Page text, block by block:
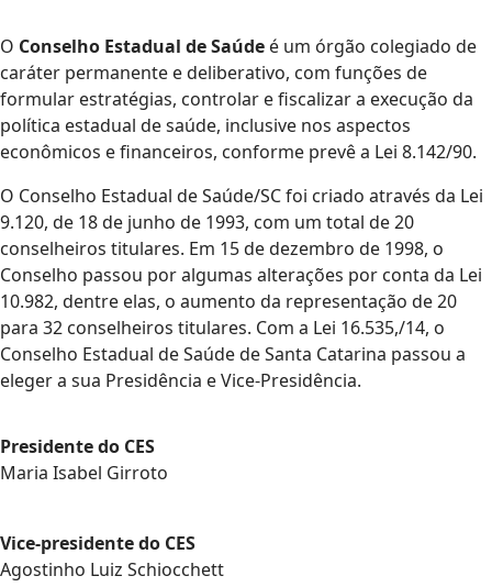
O Conselho Estadual de Saúde é um órgão colegiado de
caráter permanente e deliberativo, com funções de
formular estratégias, controlar e fiscalizar a execução da
política estadual de saúde, inclusive nos aspectos
econômicos e financeiros, conforme prevê a Lei 8.142/90.
O Conselho Estadual de Saúde/SC foi criado através da Lei
9.120, de 18 de junho de 1993, com um total de 20
conselheiros titulares. Em 15 de dezembro de 1998, o
Conselho passou por algumas alterações por conta da Lei
10.982, dentre elas, o aumento da representação de 20
para 32 conselheiros titulares. Com a Lei 16.535,/14, o
Conselho Estadual de Saúde de Santa Catarina passou a
eleger a sua Presidência e Vice-Presidência.
Presidente do CES
Maria Isabel Girroto
Vice-presidente do CES
Agostinho Luiz Schiocchett